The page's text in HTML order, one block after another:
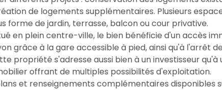
de logements supplémentaires. Plusieurs
forme de jardin, terrasse, balcon ou cour privative.
en plein centre-ville, le bien bénéficie d'un accès
grâce à la gare accessible à pied, ainsi qu'à l'arrêt
propriété s'adresse aussi bien à un investisseur
offrant de multiples possibilités d'exploitation.
et renseignements complémentaires disponibles